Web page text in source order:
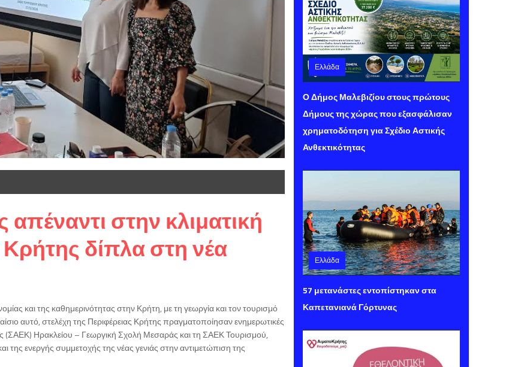
στην κλιματική
δίπλα στη νέα
και της καθημερινότητας στην Κρήτη, με τη γεωργία και τον τουρισμό
αυτό, στελέχη της Περιφέρειας Κρήτης πραγματοποίησαν ενημερωτικές
(ΣΑΕΚ) Ηρακλείου – Γεωργική Σχολή Μεσαράς και τη ΣΑΕΚ Τουρισμού,
ενεργής συμμετοχής της νέας γενιάς στην αντιμετώπιση της
Ελλάδα
Σάββατο 08 Αυγούστου 2026 11:21
Ο Δήμος Μαλεβιζίου στους πρώτους
Δήμους της χώρας που εξασφάλισαν
χρηματοδότηση για Σχέδιο Αστικής
Ανθεκτικότητας
Ελλάδα
Παρασκευή 07 Αυγούστου 2026 15:40
57 μετανάστες εντοπίστηκαν στα
Καπετανιανά Γόρτυνας